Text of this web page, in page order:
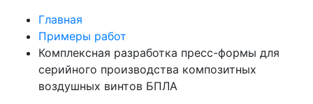
Главная
Примеры работ
Комплексная разработка пресс-формы для
серийного производства композитных
воздушных винтов БПЛА